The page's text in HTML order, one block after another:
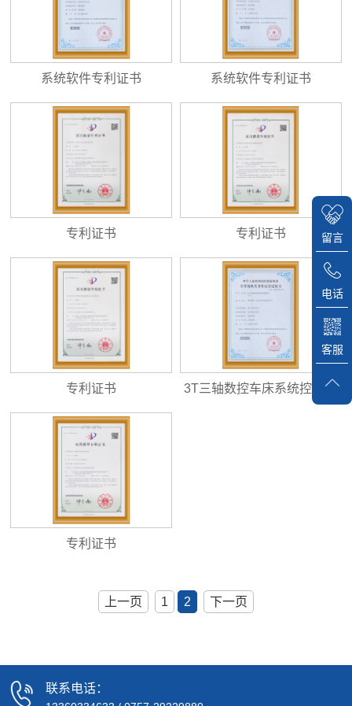
系统软件专利证书 系统软件专利证书
专利证书 专利证书
专利证书
3T三轴数控车床系统控制软
专利证书
上一页 1 2 下一页
联系电话：
留言
电话
客服